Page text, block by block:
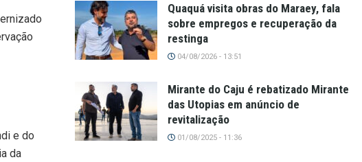
e do
da
Quaquá visita obras do Maraey, fala
sobre empregos e recuperação da
restinga
04/08/2026 - 13:51
Mirante do Caju é rebatizado Mirante
das Utopias em anúncio de
revitalização
01/08/2025 - 11:36